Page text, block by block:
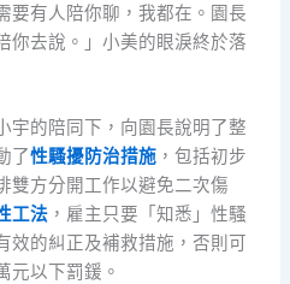
要有人陪你聊，我都在。園長
你去說。」小美的眼淚終於落
宇的陪同下，向園長說明了整
了性騷擾防治措施 ，包括初步
雙方分開工作以避免二次傷
工法 ，雇主只要「知悉」性騷
效的糾正及補救措施，否則可
元以下罰鍰。